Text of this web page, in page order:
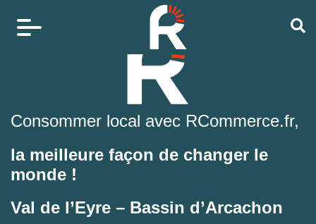
Consommer local avec RCommerce.fr,
la meilleure façon de changer le
monde !
Val de l’Eyre – Bassin d’Arcachon